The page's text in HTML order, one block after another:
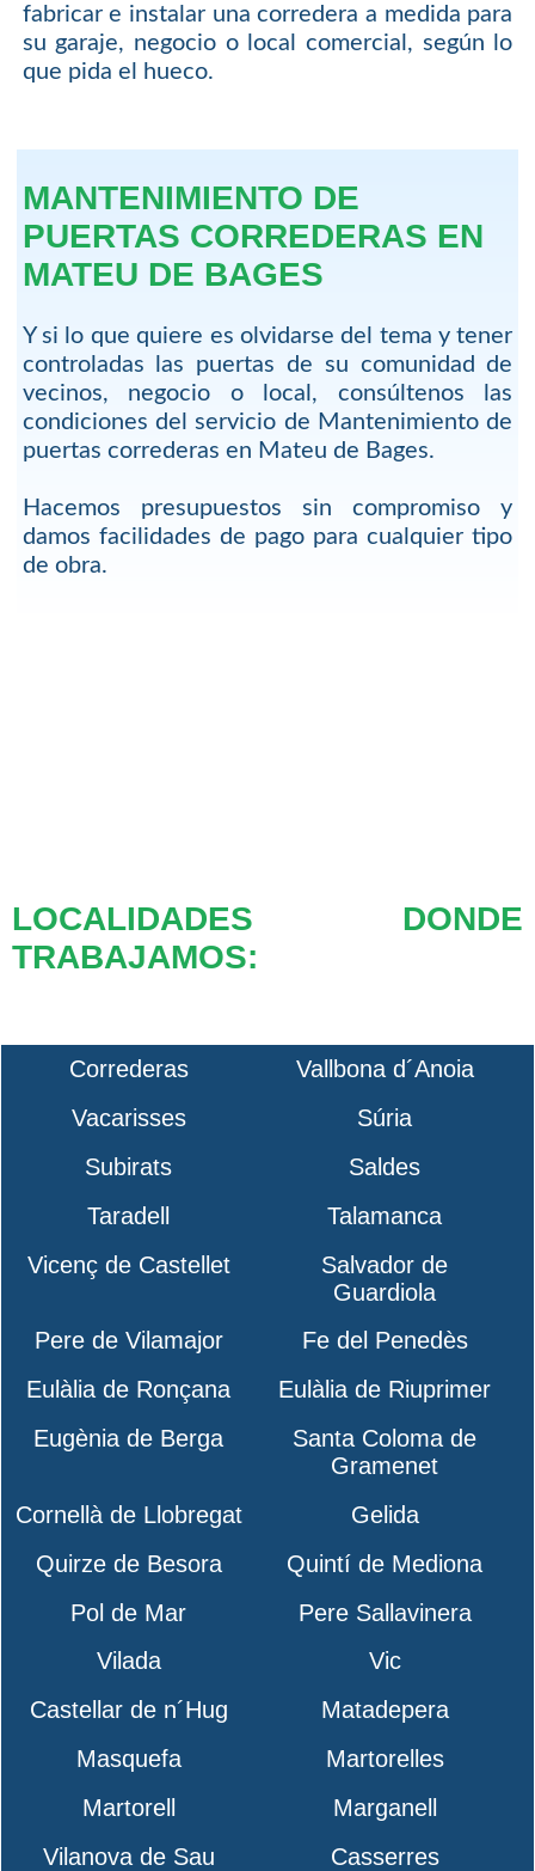
fabricar e instalar una corredera a medida para
su garaje, negocio o local comercial, según lo
que pida el hueco.
MANTENIMIENTO DE
PUERTAS CORREDERAS EN
MATEU DE BAGES
Y si lo que quiere es olvidarse del tema y tener
controladas las puertas de su comunidad de
vecinos, negocio o local, consúltenos las
condiciones del servicio de Mantenimiento de
puertas correderas en Mateu de Bages.
Hacemos presupuestos sin compromiso y
damos facilidades de pago para cualquier tipo
de obra.
LOCALIDADES DONDE
TRABAJAMOS:
Correderas
Vallbona d´Anoia
Vacarisses
Súria
Subirats
Saldes
Taradell
Talamanca
Vicenç de Castellet
Salvador de
Guardiola
Pere de Vilamajor
Fe del Penedès
Eulàlia de Ronçana
Eulàlia de Riuprimer
Eugènia de Berga
Santa Coloma de
Gramenet
Cornellà de Llobregat
Gelida
Quirze de Besora
Quintí de Mediona
Pol de Mar
Pere Sallavinera
Vilada
Vic
Castellar de n´Hug
Matadepera
Masquefa
Martorelles
Martorell
Marganell
Vilanova de Sau
Casserres